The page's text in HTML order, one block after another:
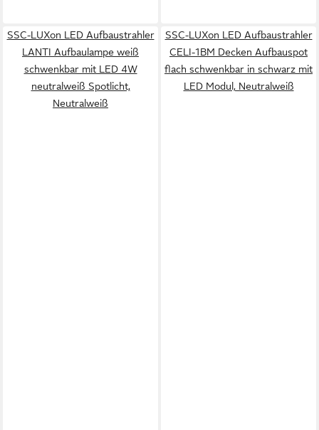
SSC-LUXon LED Aufbaustrahler
LANTI Aufbaulampe weiß
schwenkbar mit LED 4W
neutralweiß Spotlicht,
Neutralweiß
SSC-LUXon LED Aufbaustrahler
CELI-1BM Decken Aufbauspot
flach schwenkbar in schwarz mit
LED Modul, Neutralweiß